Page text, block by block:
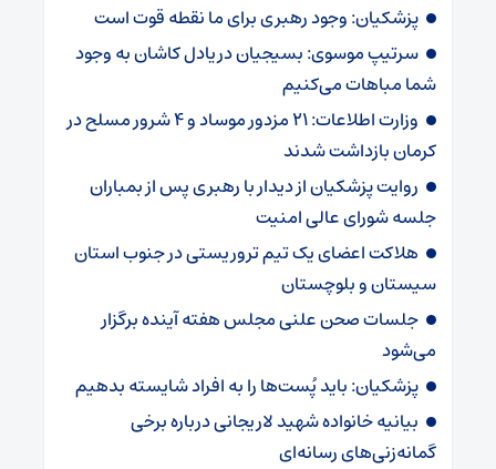
پزشکیان: وجود رهبری برای ما نقطه قوت است
سرتیپ موسوی: بسیجیان دریادل کاشان به وجود
شما مباهات می‌کنیم
وزارت اطلاعات: ۲۱ مزدور موساد و ۴ شرور مسلح در
کرمان بازداشت شدند
روایت پزشکیان از دیدار با رهبری پس از بمباران
جلسه شورای عالی امنیت
هلاکت اعضای یک تیم تروریستی در جنوب استان
سیستان و بلوچستان
جلسات صحن علنی مجلس هفته آینده برگزار
می‌شود
پزشکیان: باید پُست‌ها را به افراد شایسته بدهیم
بیانیه خانواده شهید لاریجانی درباره برخی
گمانه‌زنی‌های رسانه‌ای